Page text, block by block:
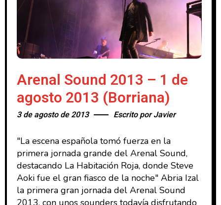
Arenal Sound 2013 – 1 de
agosto 2013 (Borriana)
3 de agosto de 2013 Escrito porJavier
"La escena española tomó fuerza en la
primera jornada grande del Arenal Sound,
destacando La Habitación Roja, donde Steve
Aoki fue el gran fiasco de la noche" Abria Izal
la primera gran jornada del Arenal Sound